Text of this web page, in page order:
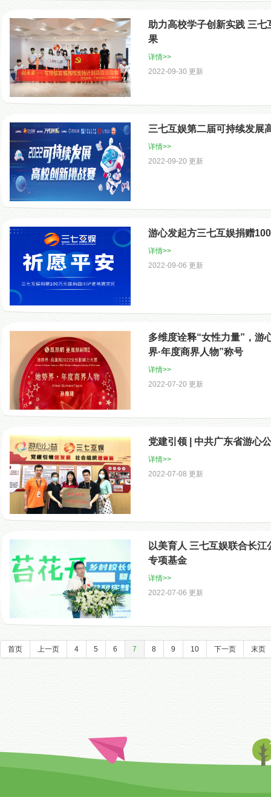
助力高校学子创新实践 三
果
详情>>
2022-09-30 更新
三七互娱第二届可持续发展
详情>>
2022-09-20 更新
游心发起方三七互娱捐赠
详情>>
2022-09-06 更新
多维度诠释“女性力量”，游
界·年度商界人物”称号
详情>>
2022-07-20 更新
党建引领 | 中共广东省游心
详情>>
2022-07-08 更新
以美育人 三七互娱联合长
专项基金
详情>>
2022-07-06 更新
首页 上一页 4 5 6 7 8 9 10 下一页 末页